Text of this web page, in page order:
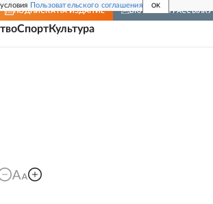
Пользовательского соглашения OK
ПОДПИСКА НА ИЗДАНИЕ ВКЛЮЧИТЬ РАССЫЛКУ
СпортКультура